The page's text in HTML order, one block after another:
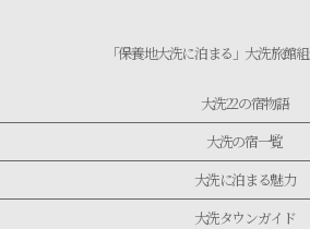
「保養地大洗に泊まる」大洗旅館
大洗22の宿物語
大洗の宿一覧
大洗に泊まる魅力
大洗タウンガイド